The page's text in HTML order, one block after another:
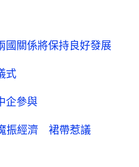
關係將保持良好發展
式
企參與
振經濟 裙帶惹議